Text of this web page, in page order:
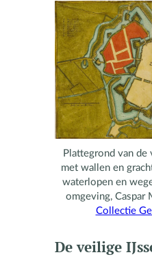
Plattegrond van de
met wallen en
waterlopen en
omgeving, Caspar
Collectie
De veilige